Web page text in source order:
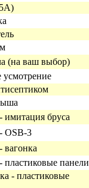
(на ваш выбор)
имитация бруса
OSB-3
вагонка
пластиковые панели
- пластиковые